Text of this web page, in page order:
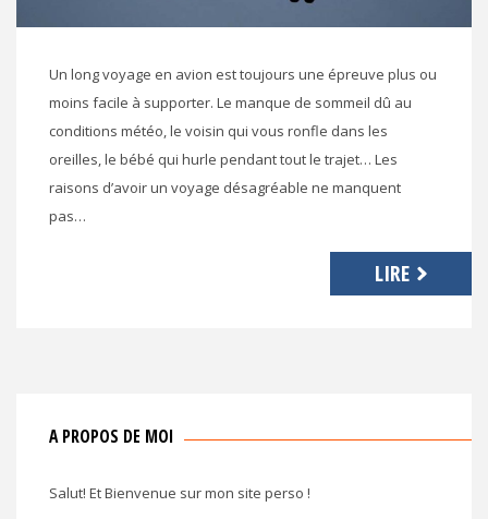
Un long voyage en avion est toujours une épreuve plus ou
moins facile à supporter. Le manque de sommeil dû au
conditions météo, le voisin qui vous ronfle dans les
oreilles, le bébé qui hurle pendant tout le trajet… Les
raisons d’avoir un voyage désagréable ne manquent
pas…
LIRE
A PROPOS DE MOI
Salut! Et Bienvenue sur mon site perso !